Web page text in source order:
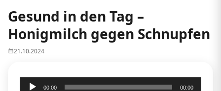
Gesund in den Tag –
Honigmilch gegen Schnupfen
21.10.2024
Audio-
00:00 00:00